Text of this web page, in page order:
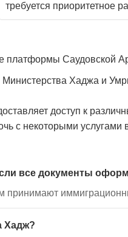
требуется приоритетное
Саудовской
Хаджа и
доступ к
с некоторыми услугами
все документы
Хадж?